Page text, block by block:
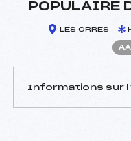
POPULAIRE
LES ORRES
Informations sur